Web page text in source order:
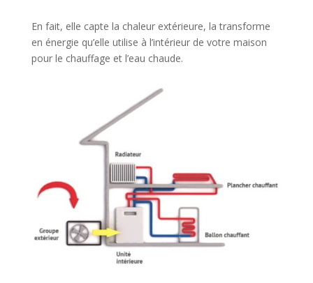
En fait, elle capte la chaleur extérieure, la transforme
en énergie qu’elle utilise à l’intérieur de votre maison
pour le chauffage et l’eau chaude.